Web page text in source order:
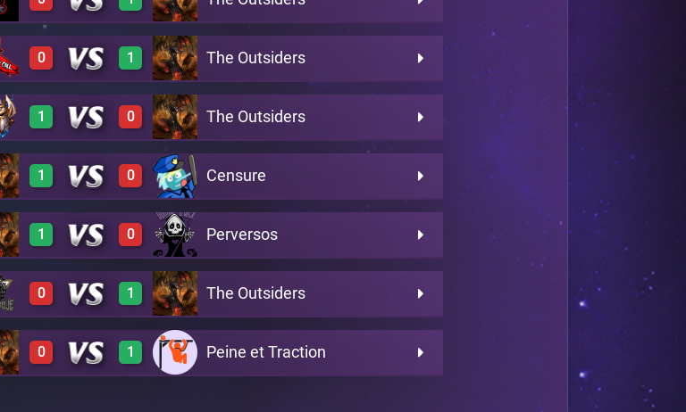
3 A4 0
0 A10 3
0 The Outsiders
1
0 A17 3
1 The Outsiders
0
2 A5 0
1 Censure
0
2 A3 0
1 Perversos
0
2 A11 0
0 The Outsiders
1
0 A16
0 Peine et Traction
1